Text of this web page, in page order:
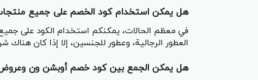
هل يمكن استخدام كود الخصم على جميع
في معظم الحالات، يمكنكم استخدام الكود على جميع
العطور الرجالية، وعطور للجنسين، إلا إذا كان
هل يمكن الجمع بين كود خصم أوبشن ون